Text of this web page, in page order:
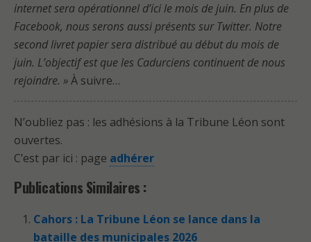
internet sera opérationnel d’ici le mois de juin. En plus de
Facebook, nous serons aussi présents sur Twitter. Notre
second livret papier sera distribué au début du mois de
juin. L’objectif est que les Cadurciens continuent de nous
rejoindre. »À suivre…
N’oubliez pas : les adhésions à la Tribune Léon sont
ouvertes.
C’est par ici : page adhérer
Publications Similaires :
Cahors : La Tribune Léon se lance dans la
bataille des municipales 2026